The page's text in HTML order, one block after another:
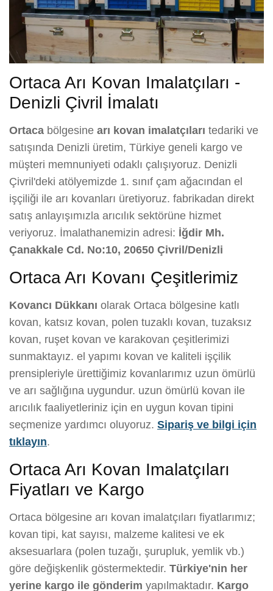
Ortaca Arı Kovan Imalatçıları -
Denizli Çivril İmalatı
Ortaca bölgesine arı kovan imalatçıları tedariki ve
satışında Denizli üretim, Türkiye geneli kargo ve
müşteri memnuniyeti odaklı çalışıyoruz. Denizli
Çivril'deki atölyemizde 1. sınıf çam ağacından el
işçiliği ile arı kovanları üretiyoruz. fabrikadan direkt
satış anlayışımızla arıcılık sektörüne hizmet
veriyoruz. İmalathanemizin adresi: İğdir Mh.
Çanakkale Cd. No:10, 20650 Çivril/Denizli
Ortaca Arı Kovanı Çeşitlerimiz
Kovancı Dükkanı olarak Ortaca bölgesine katlı
kovan, katsız kovan, polen tuzaklı kovan, tuzaksız
kovan, ruşet kovan ve karakovan çeşitlerimizi
sunmaktayız. el yapımı kovan ve kaliteli işçilik
prensipleriyle ürettiğimiz kovanlarımız uzun ömürlü
ve arı sağlığına uygundur. uzun ömürlü kovan ile
arıcılık faaliyetleriniz için en uygun kovan tipini
seçmenize yardımcı oluyoruz. Sipariş ve bilgi için
tıklayın.
Ortaca Arı Kovan Imalatçıları
Fiyatları ve Kargo
Ortaca bölgesine arı kovan imalatçıları fiyatlarımız;
kovan tipi, kat sayısı, malzeme kalitesi ve ek
aksesuarlara (polen tuzağı, şurupluk, yemlik vb.)
göre değişkenlik göstermektedir. Türkiye'nin her
yerine kargo ile gönderim yapılmaktadır. Kargo